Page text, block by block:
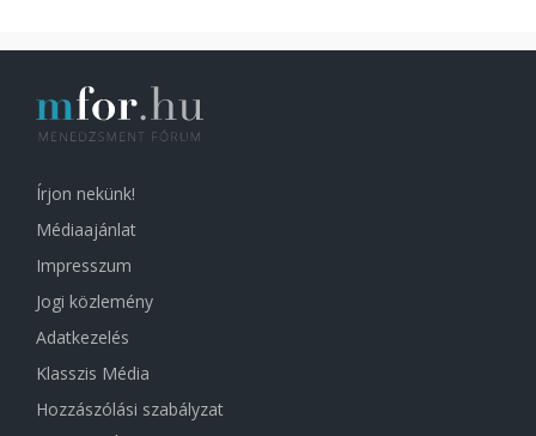
Írjon nekünk!
Médiaajánlat
Impresszum
Jogi közlemény
Adatkezelés
Klasszis Média
Hozzászólási szabályzat